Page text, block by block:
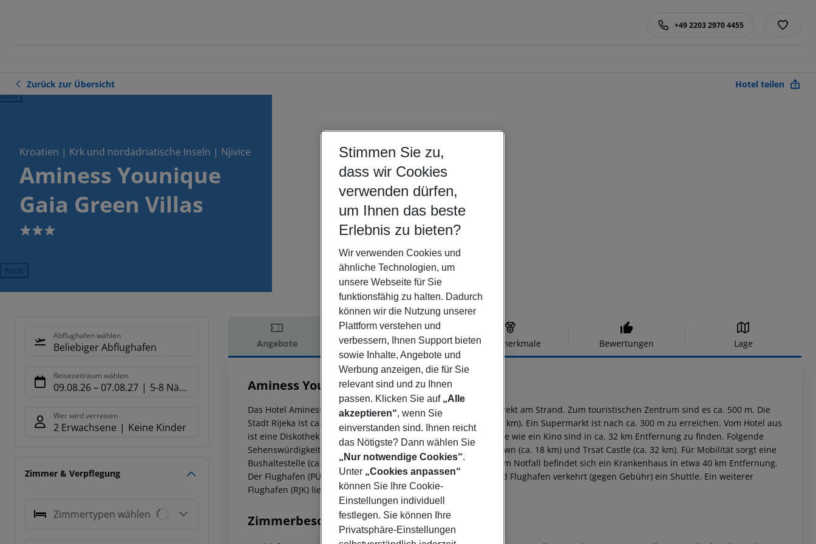
+49 2203 2970 4455
Zurück zur Übersicht Hotel teilen
Kroatien | Krk und nordadriatische Inseln | Njivice
Aminess Younique
Gaia Green Villas
3
Next
Abflughafen wählen
Beliebiger Abflughafen
Reisezeitraum wählen
09.08.26– 07.08.27 5-8 Nächte
Wer wird verreisen
2 Erwachsene Keine Kinder
Zimmer & Verpflegung
Zimmertypen wählen
Angebote Hotelbeschreibung Hotelmerkmale Bewertungen Lage
Hotelbeschreibung
Aminess Younique Gaia Green Villas
Das Hotel Aminess Younique Gaia Green Villas befindet sich direkt am Strand. Zum touristischen Zentrum sind es ca. 500 m. Die
Stadt Rijeka ist ca. 33 km entfernt (Krk ca. 18 km, Opatija ca. 46 km). Ein Supermarkt ist nach ca. 300 m zu erreichen. Vom Hotel aus
ist eine Diskothek zu erreichen. Weitere Unterhaltungsangebote wie ein Kino sind in ca. 32 km Entfernung zu finden. Folgende
Sehenswürdigkeiten sind vom Hotel aus erreichbar: Krk Old Town (ca. 18 km) und Trsat Castle (ca. 32 km). Für Mobilität sorgt eine
Bushaltestelle (ca. 650 m entfernt). Zur ärztlichen Versorgung im Notfall befindet sich ein Krankenhaus in etwa 40 km Entfernung.
Der Flughafen (PUY) ist ca. 140 km entfernt. Zwischen Hotel und Flughafen verkehrt (gegen Gebühr) ein Shuttle. Ein weiterer
Flughafen (RJK) liegt in etwa 10 km Entfernung.
Zimmerbeschreibung
Stimmen Sie zu,
dass wir Cookies
verwenden dürfen,
um Ihnen das beste
Erlebnis zu bieten?
Wir verwenden Cookies und
ähnliche Technologien, um
unsere Webseite für Sie
funktionsfähig zu halten. Dadurch
können wir die Nutzung unserer
Plattform verstehen und
verbessern, Ihnen Support bieten
sowie Inhalte, Angebote und
Werbung anzeigen, die für Sie
relevant sind und zu Ihnen
passen. Klicken Sie auf „Alle
akzeptieren“, wenn Sie
einverstanden sind. Ihnen reicht
das Nötigste? Dann wählen Sie
„Nur notwendige Cookies“.
Unter „Cookies anpassen“
können Sie Ihre Cookie-
Einstellungen individuell
festlegen. Sie können Ihre
Privatsphäre-Einstellungen